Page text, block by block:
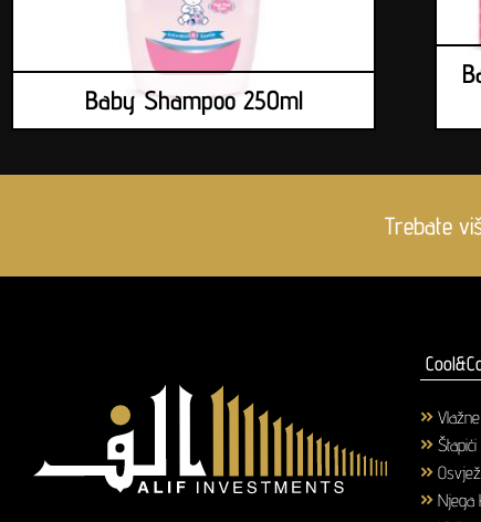
Baby Shampoo 250ml
Trebate
Štapići
Njega